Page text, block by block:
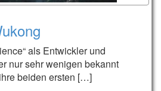
als Entwickler und
nur sehr wenigen bekannt
beiden ersten […]